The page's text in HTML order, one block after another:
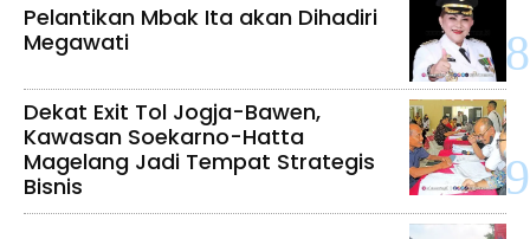
Pelantikan Mbak Ita akan Dihadiri
Megawati
Dekat Exit Tol Jogja-Bawen,
Kawasan Soekarno-Hatta
Magelang Jadi Tempat Strategis
Bisnis